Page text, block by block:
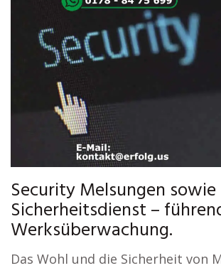
Security Melsungen sowie
Sicherheitsdienst –
Werksüberwachung.
Das Wohl und die Sicherheit von